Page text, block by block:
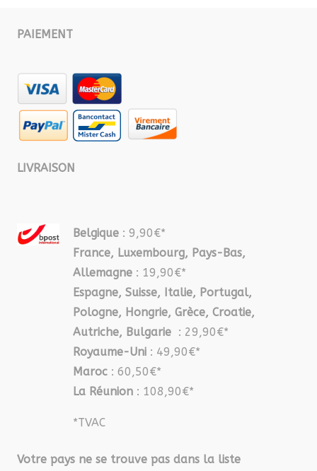
PAIEMENT
LIVRAISON
Belgique : 9,90€*
France, Luxembourg, Pays-Bas,
Allemagne : 19,90€*
Espagne, Suisse, Italie, Portugal,
Pologne, Hongrie, Grèce, Croatie,
Autriche, Bulgarie : 29,90€*
Royaume-Uni : 49,90€*
Maroc : 60,50€*
La Réunion : 108,90€*
*TVAC
Votre pays ne se trouve pas dans la liste